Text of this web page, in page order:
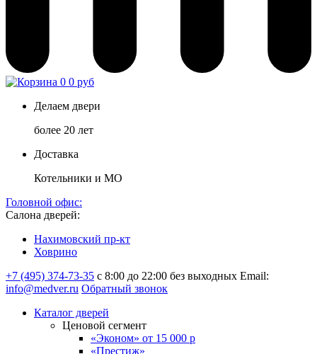
0 0 руб
Делаем двери
более 20 лет
Доставка
Котельники и МО
Головной офис:
Салона дверей:
Нахимовский пр-кт
Ховрино
+7 (495) 374-73-35 с 8:00 до 22:00 без выходных Email:
info@medver.ru Обратный звонок
Каталог дверей
Ценовой сегмент
«Эконом» от 15 000 р
«Престиж»